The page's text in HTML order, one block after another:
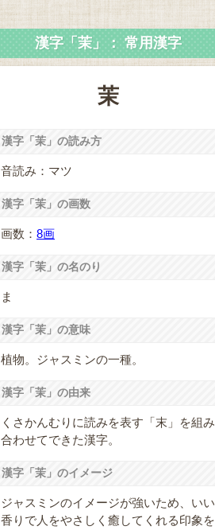
漢字「茉」： 常用漢字
茉
漢字「茉」の読み方
音読み：マツ
漢字「茉」の画数
画数： 8画
漢字「茉」の名のり
ま
漢字「茉」の意味
植物。ジャスミンの一種。
漢字「茉」の由来
くさかんむりに読みを表す「末」を組み
合わせてできた漢字。
漢字「茉」のイメージ
ジャスミンのイメージが強いため、いい
香りで人をやさしく癒してくれる印象を